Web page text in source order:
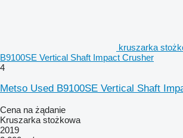
kruszarka
B9100SE Vertical Shaft Impact Crusher
4
Metso Used B9100SE Vertical Shaft
Cena na żądanie
Kruszarka stożkowa
2019